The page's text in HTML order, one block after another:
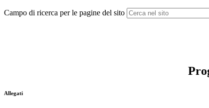
Campo di ricerca per le pagine del sito
Allegati